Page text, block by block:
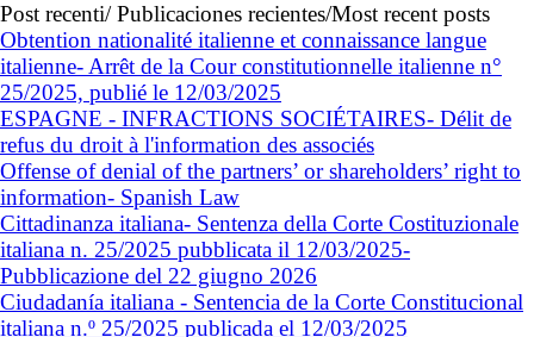
Post recenti/ Publicaciones recientes/Most recent posts
Obtention nationalité italienne et connaissance langue
italienne- Arrêt de la Cour constitutionnelle italienne n°
25/2025, publié le 12/03/2025
ESPAGNE - INFRACTIONS SOCIÉTAIRES- Délit de
refus du droit à l'information des associés
Offense of denial of the partners’ or shareholders’ right to
information- Spanish Law
Cittadinanza italiana- Sentenza della Corte Costituzionale
italiana n. 25/2025 pubblicata il 12/03/2025-
Pubblicazione del 22 giugno 2026
Ciudadanía italiana - Sentencia de la Corte Constitucional
italiana n.º 25/2025 publicada el 12/03/2025